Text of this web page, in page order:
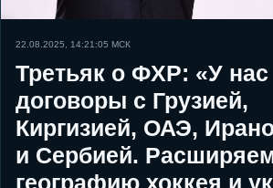
22.08.2025, 14:21:05 МСК
Третьяк о ФХР: «У нас
договоры с Грузией,
Киргизией, ОАЭ,
и Сербией.
географию хоккея и